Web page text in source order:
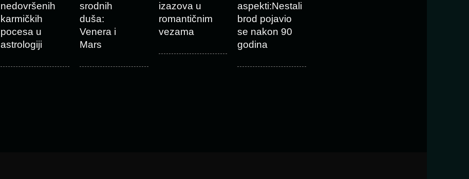
nedovršenih
karmičkih
pocesa u
astrologiji
srodnih
duša:
Venera i
Mars
izazova u
romantičnim
vezama
aspekti:Nestali
brod pojavio
se nakon 90
godina